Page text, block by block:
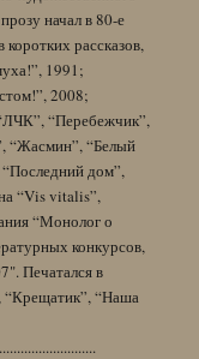
начал в 80-е
рассказов,
1991;
2008;
“Перебежчик”,
“Жасмин”, “Белый
дом”,
“Vis vitalis”,
“Монолог о
конкурсов,
Печатался в
“Наша